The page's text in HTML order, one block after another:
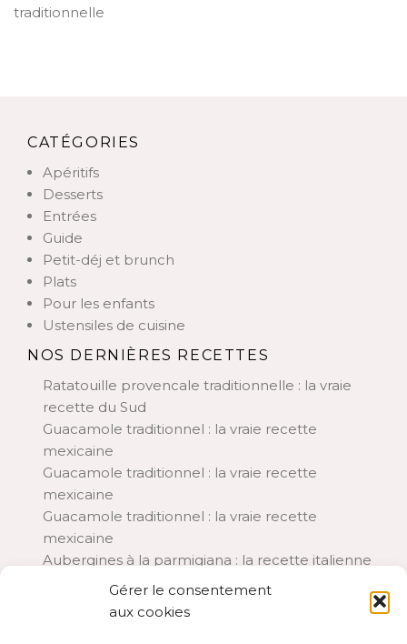
Gérer le consentement
aux cookies
traditionnelle
CATÉGORIES
Apéritifs
Desserts
Entrées
Guide
Petit-déj et brunch
Plats
Pour les enfants
Ustensiles de cuisine
NOS DERNIÈRES RECETTES
Ratatouille provencale traditionnelle : la vraie
recette du Sud
Guacamole traditionnel : la vraie recette
mexicaine
Guacamole traditionnel : la vraie recette
mexicaine
Guacamole traditionnel : la vraie recette
mexicaine
Aubergines à la parmigiana : la recette italienne
traditionnelle
Chia pudding lait de coco et framboises : le petit-